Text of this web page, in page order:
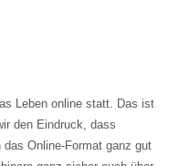
Leben online statt. Das ist
den Eindruck, dass
Online-Format ganz gut